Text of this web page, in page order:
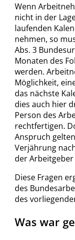
Wenn
nicht in der
laufenden
nehmen, so
Abs. 3
Monaten des
werden.
Möglichkeit,
das nächste
dies auch hier
Person des
rechtfertigen.
Anspruch
Verjährung
der
Diese Fragen
des
des
Was war